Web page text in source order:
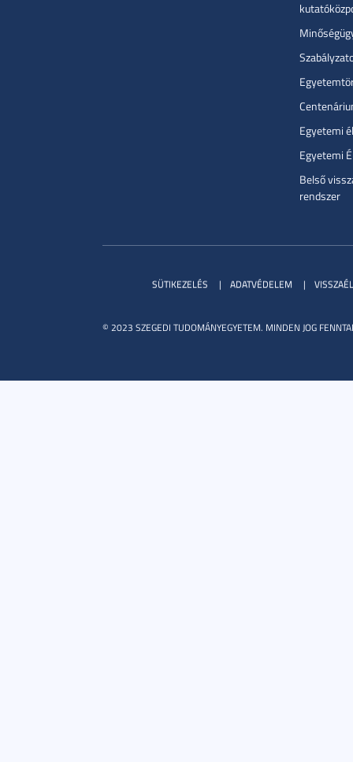
Egyetemi
Egyetemi
Belső
rendszer
© 2023 SZEGEDI TUDOMÁNYEGYETEM. MINDEN JOG
SÜTIKEZELÉS ADATVÉDELEM